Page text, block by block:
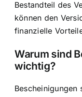
Bestandteil des
können den
finanzielle
Warum sind
wichtig?